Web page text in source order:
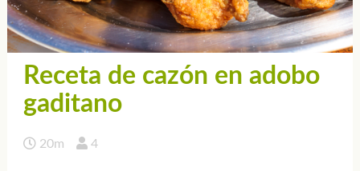
Receta de cazón en adobo
gaditano
20m 4